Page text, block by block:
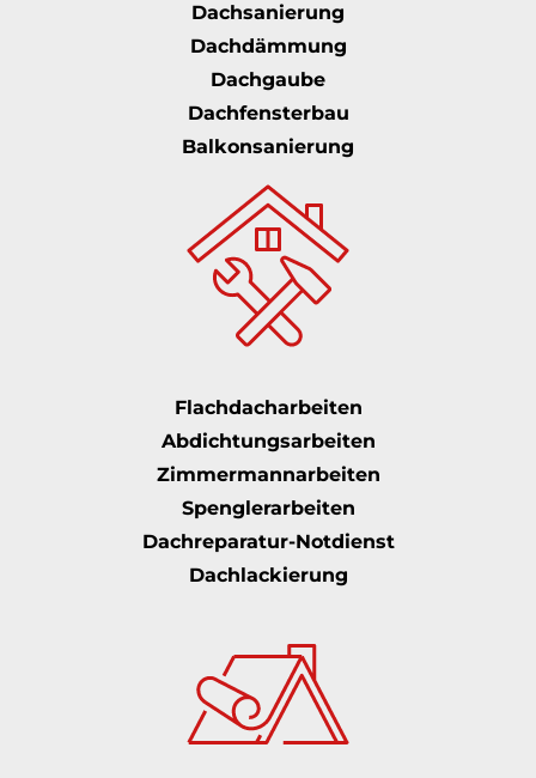
Dachsanierung
Dachdämmung
Dachgaube
Dachfensterbau
Balkonsanierung
Flachdacharbeiten
Abdichtungsarbeiten
Zimmermannarbeiten
Spenglerarbeiten
Dachreparatur-Notdienst
Dachlackierung